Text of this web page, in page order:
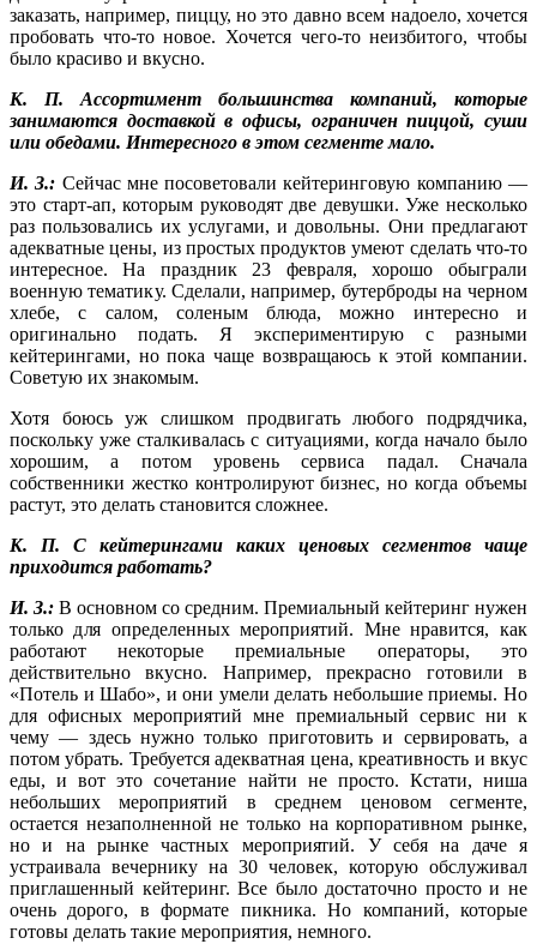
заказать, например, пиццу, но это давно всем надоело, хочется
пробовать что-то новое. Хочется чего-то неизбитого, чтобы
было красиво и вкусно.
К. П. Ассортимент большинства компаний, которые
занимаются доставкой в офисы, ограничен пиццой, суши
или обедами. Интересного в этом сегменте мало.
И. З.: Сейчас мне посоветовали кейтеринговую компанию —
это старт-ап, которым руководят две девушки. Уже несколько
раз пользовались их услугами, и довольны. Они предлагают
адекватные цены, из простых продуктов умеют сделать что-то
интересное. На праздник 23 февраля, хорошо обыграли
военную тематику. Сделали, например, бутерброды на черном
хлебе, с салом, соленым блюда, можно интересно и
оригинально подать. Я экспериментирую с разными
кейтерингами, но пока чаще возвращаюсь к этой компании.
Советую их знакомым.
Хотя боюсь уж слишком продвигать любого подрядчика,
поскольку уже сталкивалась с ситуациями, когда начало было
хорошим, а потом уровень сервиса падал. Сначала
собственники жестко контролируют бизнес, но когда объемы
растут, это делать становится сложнее.
К. П. С кейтерингами каких ценовых сегментов чаще
приходится работать?
И. З.: В основном со средним. Премиальный кейтеринг нужен
только для определенных мероприятий. Мне нравится, как
работают некоторые премиальные операторы, это
действительно вкусно. Например, прекрасно готовили в
«Потель и Шабо», и они умели делать небольшие приемы. Но
для офисных мероприятий мне премиальный сервис ни к
чему — здесь нужно только приготовить и сервировать, а
потом убрать. Требуется адекватная цена, креативность и вкус
еды, и вот это сочетание найти не просто. Кстати, ниша
небольших мероприятий в среднем ценовом сегменте,
остается незаполненной не только на корпоративном рынке,
но и на рынке частных мероприятий. У себя на даче я
устраивала вечернику на 30 человек, которую обслуживал
приглашенный кейтеринг. Все было достаточно просто и не
очень дорого, в формате пикника. Но компаний, которые
готовы делать такие мероприятия, немного.